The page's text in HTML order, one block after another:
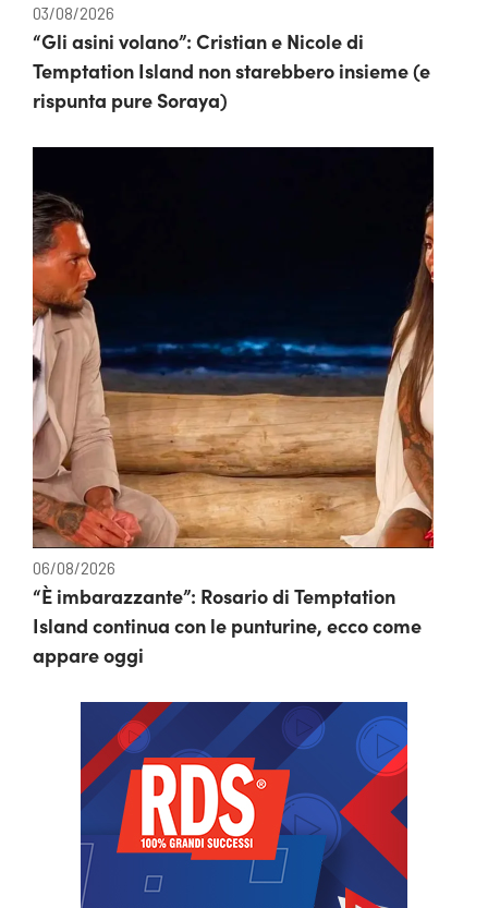
03/08/2026
“Gli asini volano”: Cristian e Nicole di
Temptation Island non starebbero insieme (e
rispunta pure Soraya)
06/08/2026
“È imbarazzante”: Rosario di Temptation
Island continua con le punturine, ecco come
appare oggi